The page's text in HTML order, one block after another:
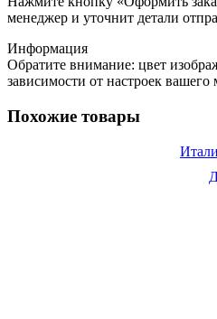
менеджер и уточнит детали
Информация
Обратите внимание: цвет
зависимости от настроек вашего
Похожие товары